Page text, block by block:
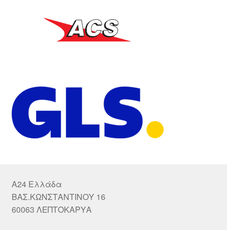
A24 Ελλάδα
ΒΑΣ.ΚΩΝΣΤΑΝΤΙΝΟΥ 16
60063 ΛΕΠΤΟΚΑΡΥΑ